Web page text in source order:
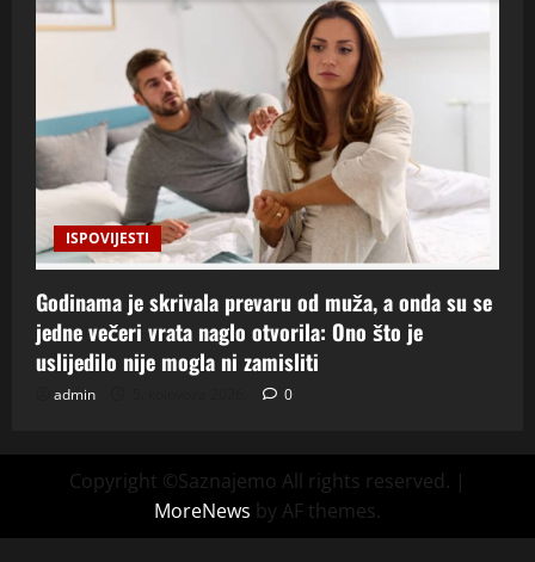
ISPOVIJESTI
Godinama je skrivala prevaru od muža, a onda su se
jedne večeri vrata naglo otvorila: Ono što je
uslijedilo nije mogla ni zamisliti
admin 0
Copyright ©Saznajemo All rights reserved. |
MoreNews by AF themes.